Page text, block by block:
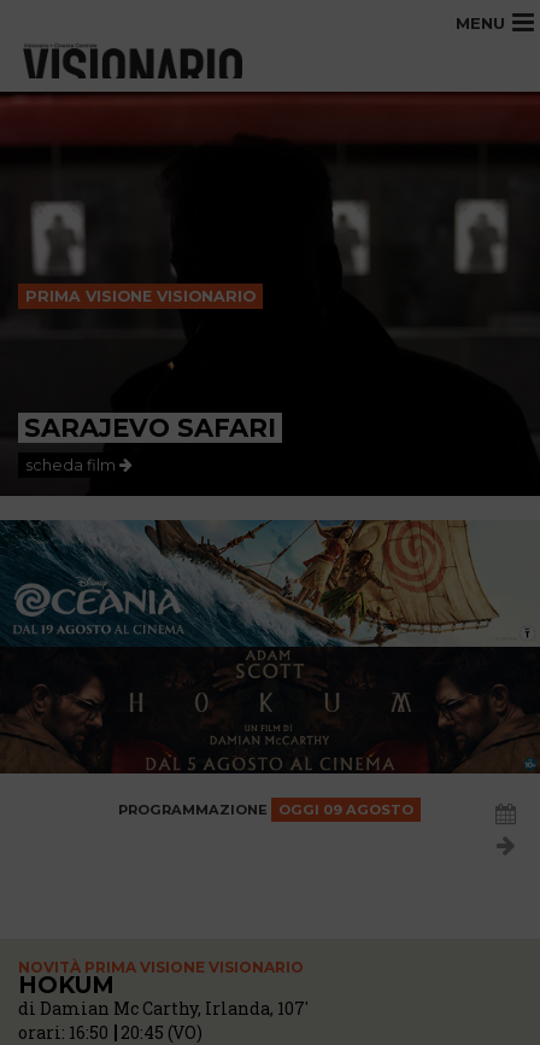
MENU
PRIMA VISIONE VISIONARIO
SARAJEVO SAFARI
scheda film
PROGRAMMAZIONE OGGI 09 AGOSTO
NOVITÀ PRIMA VISIONE VISIONARIO
HOKUM
di Damian Mc Carthy, Irlanda, 107'
orari: 16:50 20:45 (VO)